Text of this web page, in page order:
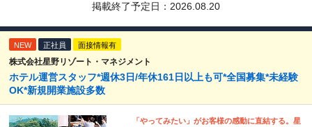
掲載終了予定日： 2026.08.20
NEW 正社員 面接情報有
株式会社星野リゾート・マネジメント
ホテル運営スタッフ*週休3日/年休161日以上も可*全国募集*未経験
OK*新規開業施設多数
「やってみたい」がお客様の感動に直結する。星